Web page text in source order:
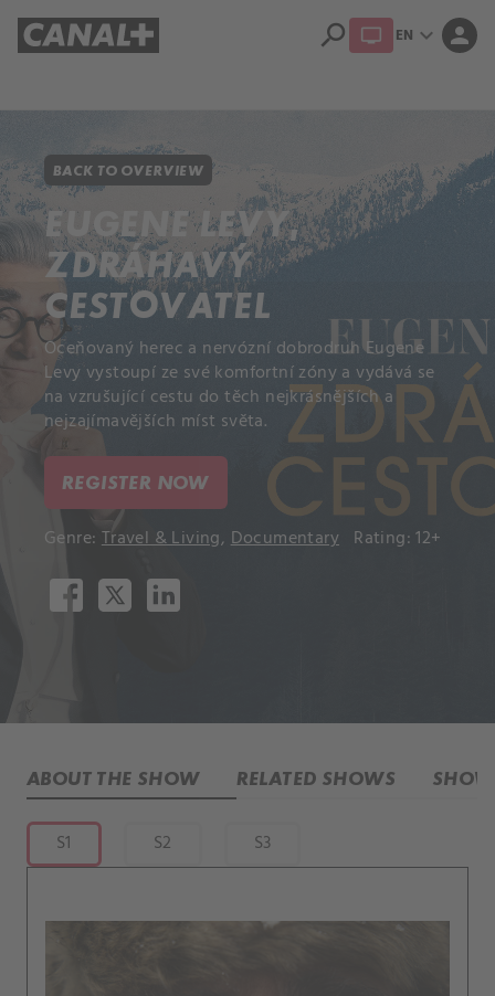
search EN expand_more person
BACK TO OVERVIEW
EUGENE LEVY,
ZDRÁHAVÝ
CESTOVATEL
Oceňovaný herec a nervózní dobrodruh Eugene
Levy vystoupí ze své komfortní zóny a vydává se
na vzrušující cestu do těch nejkrásnějších a
nejzajímavějších míst světa.
REGISTER NOW
Genre: Travel & Living, Documentary Rating: 12+
ABOUT THE SHOW RELATED SHOWS
S1 S2 S3